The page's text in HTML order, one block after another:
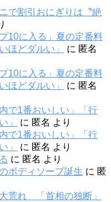
で割引おにぎりは〝絶
10に入る」夏の定番料
どダルい」
に 匿名
10に入る」夏の定番料
どダルい」
に 匿名
で1番おいしい」「行
」
に 匿名 より
で1番おいしい」「行
」
に 匿名 より
に 匿名 より
ボディソープ誕生 に 匿
荒れ 「首相の独断」